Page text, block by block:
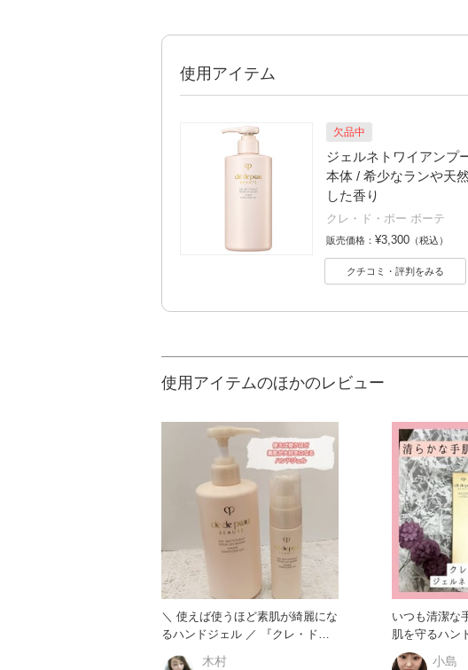
使用アイテム
欠品中
ジェルネトワイアンプ
本体 / 希少なランや天
した香り
クレ・ド・ポー ボーテ
販売価格： ¥3,300 （税込）
クチコミ・評判をみる
使用アイテムのほかのレビュー
＼ 使えば使うほど素肌が綺麗にな
るハンドジェル ／ 『クレ・ド・
ポー ボーテ ジェルネト
木村
いつも清潔な
肌を守るハンドジ
ポーボーテ ジ
小島